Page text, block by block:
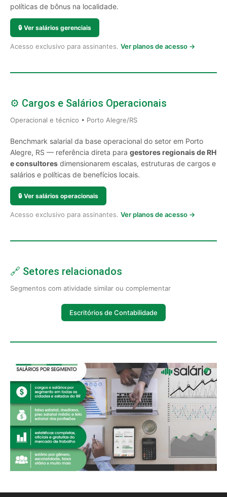
políticas de bônus na localidade.
🔒 Ver salários gerenciais
Acesso exclusivo para assinantes. Ver planos de acesso →
⚙️ Cargos e Salários Operacionais
Operacional e técnico • Porto Alegre/RS
Benchmark salarial da base operacional do setor em Porto
Alegre, RS — referência direta para gestores regionais de RH
e consultores dimensionarem escalas, estruturas de cargos e
salários e políticas de benefícios locais.
🔒 Ver salários operacionais
Acesso exclusivo para assinantes. Ver planos de acesso →
🔗 Setores relacionados
Segmentos com atividade similar ou complementar
Escritórios de Contabilidade